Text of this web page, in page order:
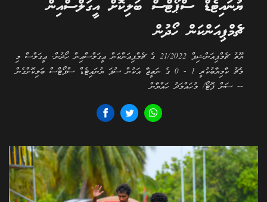
ޔުނައިޓެޑް ސްޕޯޓްސް ބަލިކޮށް އީގަލްސްއިން
ޗެމްޕިއަންކަން ހޯދުން
ޔޫތު ޗެމްޕިއަންޝިޕް 21/2022 ގެ ޗެމްޕިއަންކަން އީގަލްސްއިން ހޯދުން. އީގަލްސް މި
މެޗު ކާމިޔާބުކުރީ 1 - 0 ގެ ނަތީޖާ އަކުން ސުޕަ ޔުނައިޓެޑް ސްޕޯޓްސް ބަލިކޮށްގެން
-- ސަން ފޮޓޯ/ މުހައްމަދު ހައްޔާން